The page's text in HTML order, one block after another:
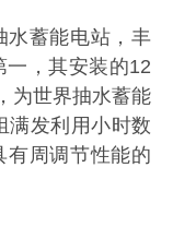
水蓄能电站，丰
，其安装的12
为世界抽水蓄能
满发利用小时数
有周调节性能的